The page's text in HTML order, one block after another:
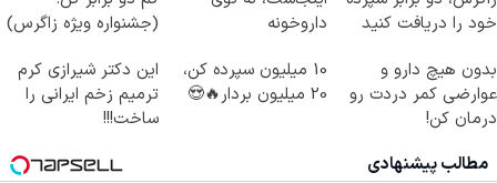
خود را دریافت کنید
داروخونه
(جشنواره ویژه زاگرس)
بدون هیچ دارو و
عوارضی کمر دردت رو
درمان کن!
10 میلیون سپرده کن،
20 میلیون بردار🔥😍
این دکتر شیرازی کرم
ترمیم زخم ایرانی را
ساخت!!!
مطالب پیشنهادی